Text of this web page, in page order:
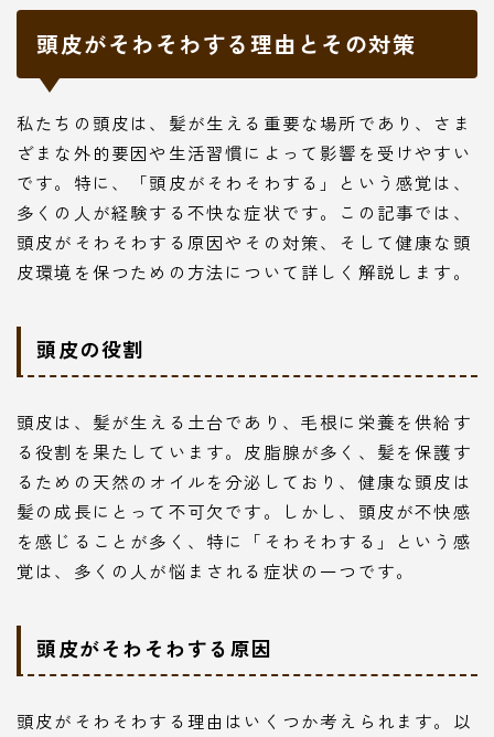
頭皮がそわそわする理由とその対策
私たちの頭皮は、髪が生える重要な場所であり、さま
ざまな外的要因や生活習慣によって影響を受けやすい
です。特に、「頭皮がそわそわする」という感覚は、
多くの人が経験する不快な症状です。この記事では、
頭皮がそわそわする原因やその対策、そして健康な頭
皮環境を保つための方法について詳しく解説します。
頭皮の役割
頭皮は、髪が生える土台であり、毛根に栄養を供給す
る役割を果たしています。皮脂腺が多く、髪を保護す
るための天然のオイルを分泌しており、健康な頭皮は
髪の成長にとって不可欠です。しかし、頭皮が不快感
を感じることが多く、特に「そわそわする」という感
覚は、多くの人が悩まされる症状の一つです。
頭皮がそわそわする原因
頭皮がそわそわする理由はいくつか考えられます。以